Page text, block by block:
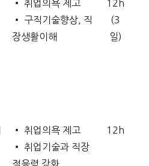
• 취업의욕 제고
• 구직기술향상, 직
장생활이해
12h
(3
일)
• 취업의욕 제고
• 취업기술과 직장
적응력 강화
12h